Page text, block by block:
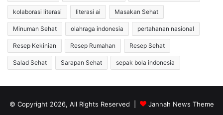
kolaborasi literasi literasi ai Masakan Sehat
Minuman Sehat olahraga indonesia pertahanan nasional
Resep Kekinian Resep Rumahan Resep Sehat
Salad Sehat Sarapan Sehat sepak bola indonesia
© Copyright 2026, All Rights Reserved | Jannah News Theme